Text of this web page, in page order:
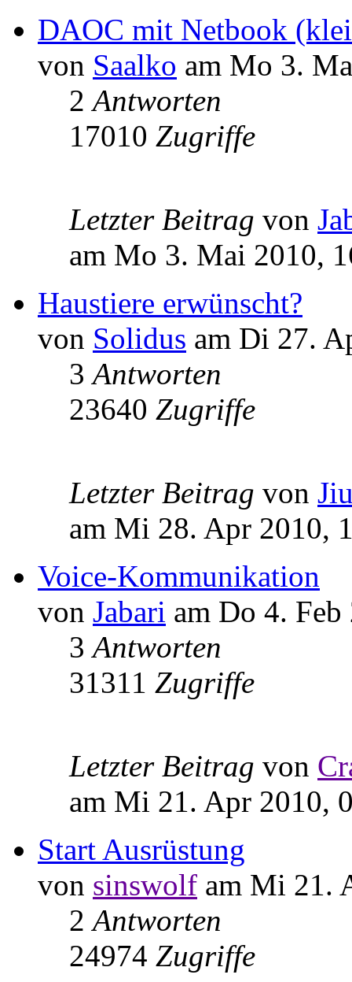
DAOC mit Netbook
von Saalko am Mo 3.
2Antworten
17010 Zugriffe
Letzter Beitrag von
am Mo 3. Mai 2010,
Haustiere erwünscht?
von Solidus am Di 27.
3Antworten
23640 Zugriffe
Letzter Beitrag von
am Mi 28. Apr 2010,
Voice-Kommunikation
von Jabari am Do 4.
3Antworten
31311 Zugriffe
Letzter Beitrag von
am Mi 21. Apr 2010,
Start Ausrüstung
von sinswolf am Mi 21.
2Antworten
24974 Zugriffe